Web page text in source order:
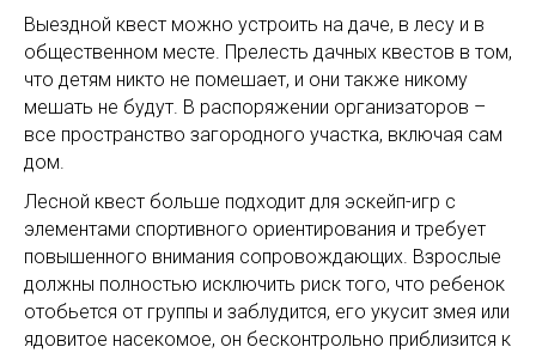
Выездной квест можно устроить на даче, в лесу и в
общественном месте. Прелесть дачных квестов в том,
что детям никто не помешает, и они также никому
мешать не будут. В распоряжении организаторов –
все пространство загородного участка, включая сам
дом.
Лесной квест больше подходит для эскейп-игр с
элементами спортивного ориентирования и требует
повышенного внимания сопровождающих. Взрослые
должны полностью исключить риск того, что ребенок
отобьется от группы и заблудится, его укусит змея или
ядовитое насекомое, он бесконтрольно приблизится к